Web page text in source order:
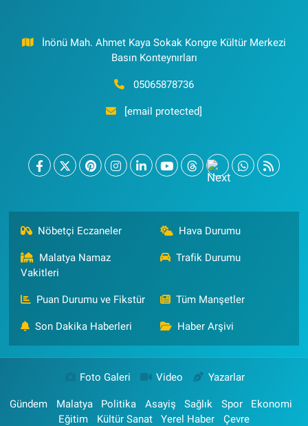
İnönü Mah. Ahmet Kaya Sokak Kongre Kültür Merkezi
Basın Konteynırları
05065878736
[email protected]
Nöbetçi Eczaneler Hava Durumu
Malatya Namaz
Vakitleri
Trafik Durumu
Puan Durumu ve Fikstür Tüm Manşetler
Son Dakika Haberleri Haber Arşivi
Foto Galeri Video Yazarlar
Gündem Malatya Politika Asayiş Sağlık Spor
Ekonomi
Eğitim
Kültür Sanat Yerel Haber Çevre